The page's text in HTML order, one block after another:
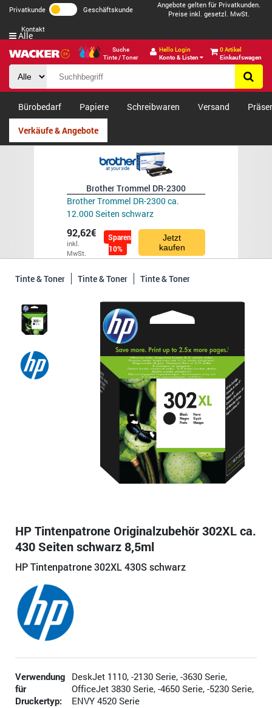
Privatkunde Geschäftskunde
Angebote gelten für Privatkunden.
Preise inkl. gesetzl. MwSt.
Kontakt
Suche
Tinte / Toner
Hello Login
Konto & Listen
0 Artikel
Einkaufswagen
Alle
Bürobedarf Papiere Schreibwaren Versand
Verkäufe & Angebote
Brother Trommel DR-2300
Brother Trommel DR-2300 ca.
12.000 Seiten schwarz
92,62€
inkl.
MwSt.
Sparen
10%
Jetzt
kaufen
Tinte & Toner Tinte & Toner Tinte & Toner
HP Tintenpatrone Originalzubehör 302XL ca.
430 Seiten schwarz 8,5ml
HP Tintenpatrone 302XL 430S schwarz
Verwendung
für
Druckertyp:
DeskJet 1110, -2130 Serie, -3630 Serie,
OfficeJet 3830 Serie, -4650 Serie, -5230 Serie,
ENVY 4520 Serie